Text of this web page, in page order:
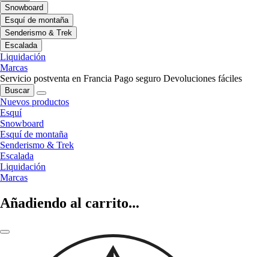
Snowboard
Esquí de montaña
Senderismo & Trek
Escalada
Liquidación
Marcas
Servicio postventa en Francia Pago seguro Devoluciones fáciles
Buscar
Nuevos productos
Esquí
Snowboard
Esquí de montaña
Senderismo & Trek
Escalada
Liquidación
Marcas
Añadiendo al carrito...